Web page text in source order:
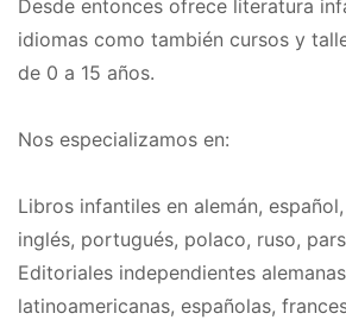
Desde entonces ofrece literatura
idiomas como también cursos y
de 0 a 15 años.
Nos especializamos en:
Libros infantiles en alemán,
inglés, portugués, polaco, ruso,
Editoriales independientes
latinoamericanas, españolas,